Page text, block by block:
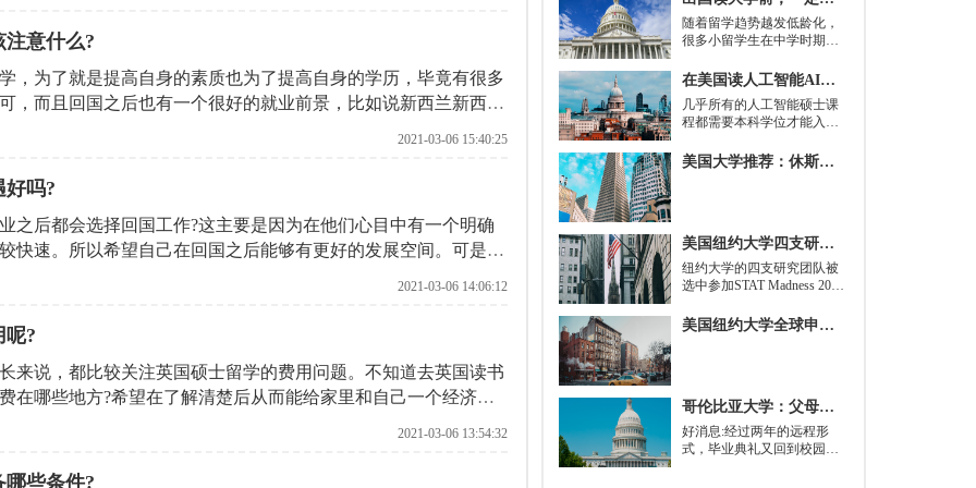
留学机构给大家分析一下
意什么?
，为了就是提高自身的素质也为了提高自身的学历，毕竟有很多
，而且回国之后也有一个很好的就业前景，比如说新西兰新西兰
应该注意什么?这是众多学生考虑的问题，下面就由北京启德留
2021-03-06 15:40:25
好吗?
之后都会选择回国工作?这主要是因为在他们心目中有一个明确
快速。所以希望自己在回国之后能够有更好的发展空间。可是由
2021-03-06 14:06:12
呢?
来说，都比较关注英国硕士留学的费用问题。不知道去英国读书
在哪些地方?希望在了解清楚后从而能给家里和自己一个经济准
2021-03-06 13:54:32
些条件?
随着留学趋势越发低龄化，
很多小留学生在中学时期就
其实都是为了大学生活做准
在美国读人工智能AI硕士入学条件及大学推荐
几乎所有的人工智能硕士课
程都需要本科学位才能入
需要特定领域的本科学位。
下，你只需要一个理论基础
就可以开始就读这类项目：
即先参加几门先修课程，通
常包括程序语言，如
Python、微积分和计算机科
学相关课程。
美国大学推荐：休斯顿的大学
美国纽约大学四支研究团队被选中参加STAT Madness 2022竞赛
​纽约大学的四支研究团队被
选中参加STAT Madness 2022
三月疯狂启发的健康和科学
领域最佳创新线上锦标赛。
美国纽约大学全球申请群体规模不断扩大
哥伦比亚大学：父母参加毕业典礼可以做什么？
好消息:经过两年的远程形
式，毕业典礼又回到校园了!